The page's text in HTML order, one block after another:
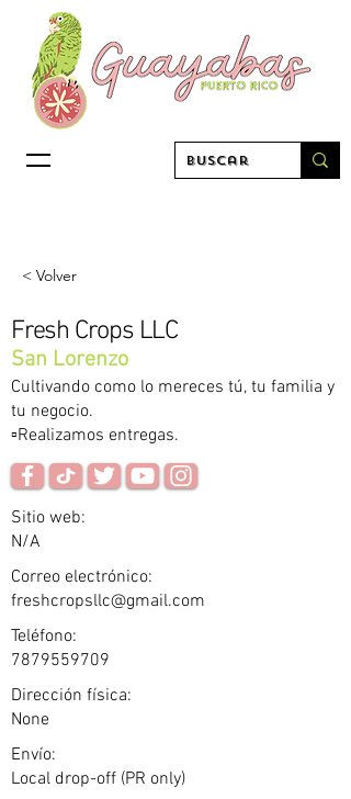
< Volver
Fresh Crops LLC
San Lorenzo
Cultivando como lo mereces tú, tu familia y
tu negocio.
▫️Realizamos entregas.
Sitio web:
N/A
Correo electrónico:
freshcropsllc@gmail.com
Teléfono:
7879559709
Dirección física:
None
Envío:
Local drop-off (PR only)